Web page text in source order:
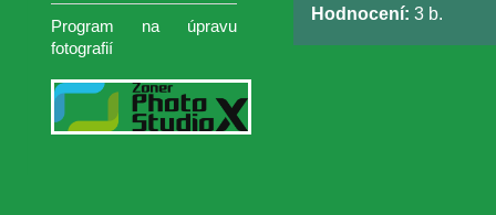
Program na úpravu
fotografií
Hodnocení: 3 b.